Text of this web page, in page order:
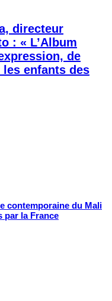
directeur
: « L’Album
de
les enfants des
contemporaine du Mali
par la France